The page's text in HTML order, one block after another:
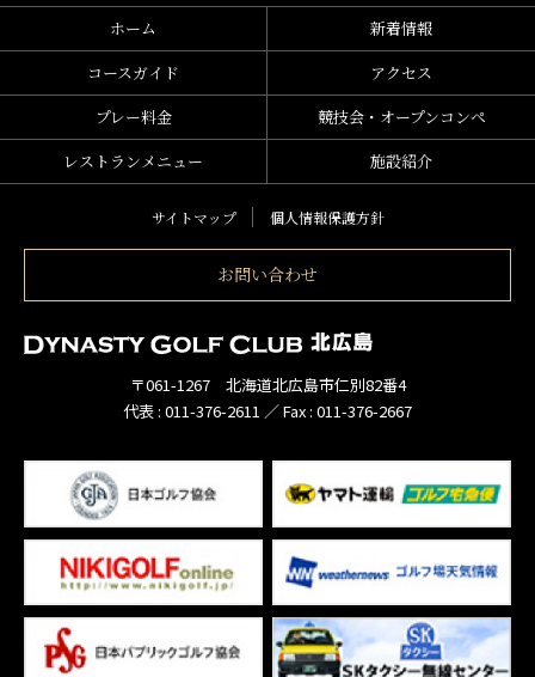
ホーム
コースガイド
プレー料金
レストランメニュー
新着情報
アクセス
競技会・オープンコンペ
施設紹介
サイトマップ 個人情報保護方針
お問い合わせ
〒061-1267 北海道北広島市仁別82番4
代表 : 011-376-2611 ／ Fax : 011-376-2667